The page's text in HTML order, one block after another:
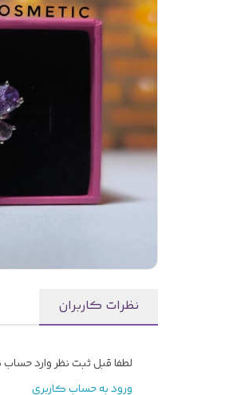
نظرات کاربران
لطفا قبل ثبت نظر وارد
ورود به حساب کاربری